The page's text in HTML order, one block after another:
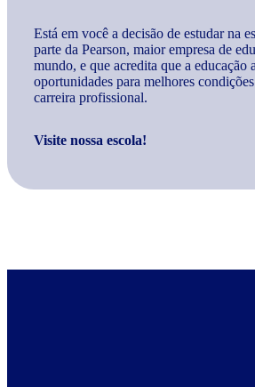
Está em você a decisão de estudar na
parte da Pearson, maior empresa de
mundo, e que acredita que a educação
oportunidades para melhores
carreira profissional.
Visite nossa escola!